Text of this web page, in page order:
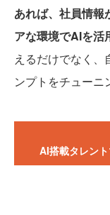
あれば、社員情報
アな環境でAIを活
えるだけでなく、
ンプトをチューニ
AI搭載タレン